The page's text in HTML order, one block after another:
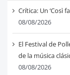
Crítica: Un ‘Così
08/08/2026
El Festival de
de la música
08/08/2026